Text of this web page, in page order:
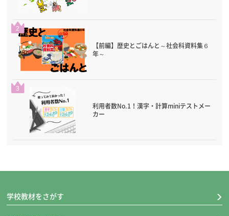
2
【前編】歴史とごはんと～社会科資料集６
年～
3
利用者数No.1！漢字・計算miniテストメー
カー
学校教材をさがす